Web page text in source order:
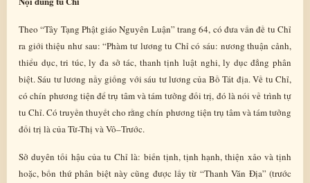
Theo “Tây Tạng Phật giáo Nguyên Luận” trang 64, có đưa vấn đề tu Chỉ
ra giới thiệu như sau: “Phàm tư lương tu Chỉ có sáu: nương thuận cảnh,
thiểu dục, tri túc, ly đa sở tác, thanh tịnh luật nghi, ly dục đẳng phân
biệt. Sáu tư lương nầy giống với sáu tư lương của Bồ Tát địa. Về tu Chỉ,
có chín phương tiện để trụ tâm và tám tưởng đối trị, đó là nói về trình tự
tu Chỉ. Có truyền thuyết cho rằng chín phương tiện trụ tâm và tám tưởng
đối trị là của Từ-Thị và Vô–Trước.
Sở duyên tối hậu của tu Chỉ là: biến tịnh, tịnh hạnh, thiện xảo và tịnh
hoặc, bốn thứ phân biệt này cũng được lấy từ “Thanh Văn Địa” (trước